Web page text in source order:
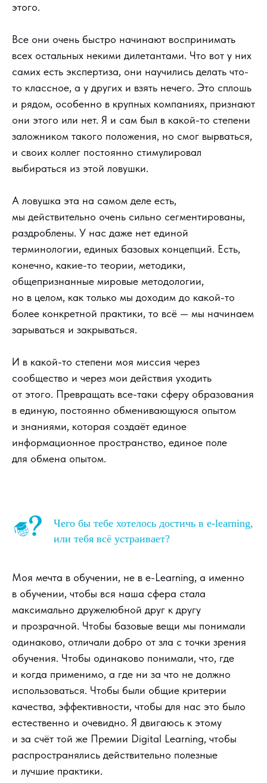
этого.
Все они очень быстро начинают воспринимать
всех остальных некими дилетантами. Что вот у них
самих есть экспертиза, они научились делать что-
то классное, а у других и взять нечего. Это сплошь
и рядом, особенно в крупных компаниях, признают
они этого или нет. Я и сам был в какой-то степени
заложником такого положения, но смог вырваться,
и своих коллег постоянно стимулировал
выбираться из этой ловушки.
А ловушка эта на самом деле есть,
мы действительно очень сильно сегментированы,
раздроблены. У нас даже нет единой
терминологии, единых базовых концепций. Есть,
конечно, какие-то теории, методики,
общепризнанные мировые методологии,
но в целом, как только мы доходим до какой-то
более конкретной практики, то всё — мы начинаем
зарываться и закрываться.
И в какой-то степени моя миссия через
сообщество и через мои действия уходить
от этого. Превращать все-таки сферу образования
в единую, постоянно обменивающуюся опытом
и знаниями, которая создаёт единое
информационное пространство, единое поле
для обмена опытом.
Чего бы тебе хотелось достичь в e-learning,
или тебя всё устраивает?
Моя мечта в обучении, не в e-Learning, а именно
в обучении, чтобы вся наша сфера стала
максимально дружелюбной друг к другу
и прозрачной. Чтобы базовые вещи мы понимали
одинаково, отличали добро от зла с точки зрения
обучения. Чтобы одинаково понимали, что, где
и когда применимо, а где ни за что не должно
использоваться. Чтобы были общие критерии
качества, эффективности, чтобы для нас это было
естественно и очевидно. Я двигаюсь к этому
и за счёт той же Премии Digital Learning, чтобы
распространялись действительно полезные
и лучшие практики.